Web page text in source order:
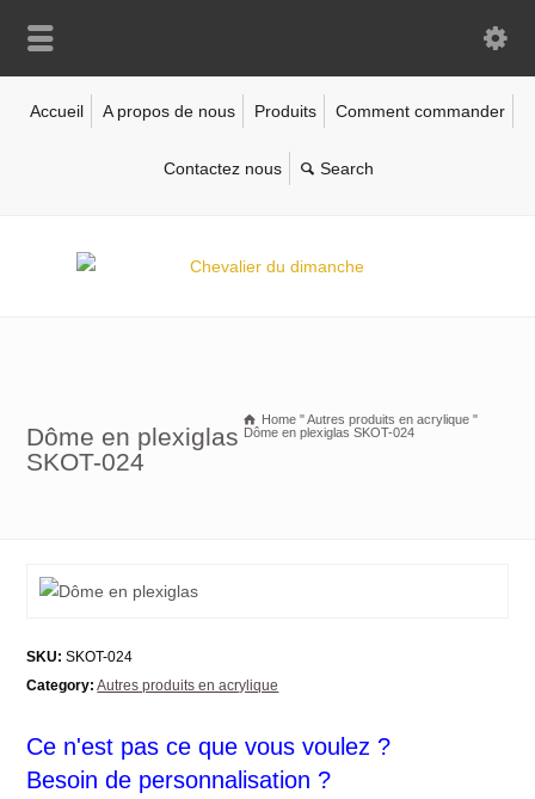
Accueil A propos de nous Produits Comment commander
Contactez nous
Dôme en plexiglas
SKOT-024
Home "Autres produits en acrylique "
Dôme en plexiglas SKOT-024
SKU: SKOT-024
Category: Autres produits en acrylique
Ce n'est pas ce que vous voulez ?
Besoin de personnalisation ?